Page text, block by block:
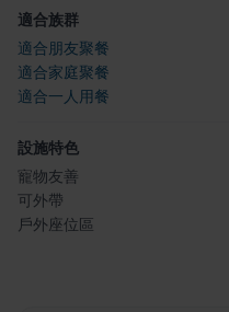
適合族群
適合朋友聚餐
適合家庭聚餐
適合一人用餐
設施特色
寵物友善
可外帶
戶外座位區